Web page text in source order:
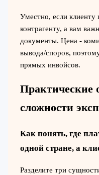
Уместно, если
контрагенту, а вам
документы. Цена -
вывода/споров,
прямых инвойсов.
Практические
сложности
Как понять, где
одной стране, а
Разделите три